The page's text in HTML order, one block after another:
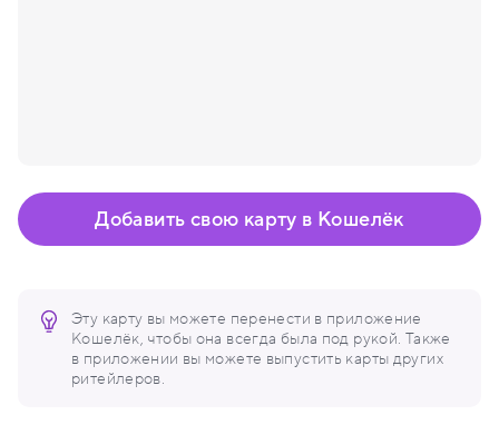
Эту карту вы можете перенести в приложение
Кошелёк, чтобы она всегда была под рукой. Также
в приложении вы можете выпустить карты других
ритейлеров.
Добавить свою карту в Кошелёк